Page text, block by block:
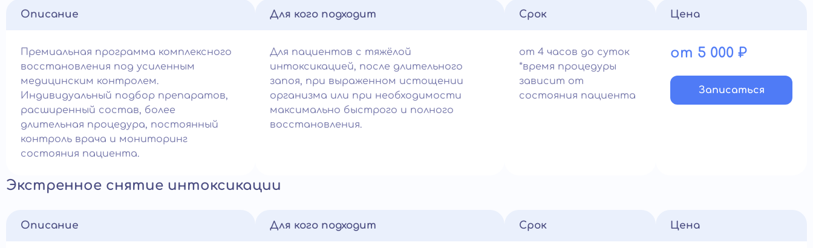
Описание
Премиальная программа комплексного
восстановления под усиленным
медицинским контролем.
Индивидуальный подбор препаратов,
расширенный состав, более
длительная процедура, постоянный
контроль врача и мониторинг
состояния пациента.
Для кого подходит
Для пациентов с тяжёлой
интоксикацией, после длительного
запоя, при выраженном истощении
организма или при необходимости
максимально быстрого и полного
восстановления.
Срок
от 4 часов до суток
*время процедуры
зависит от
состояния пациента
Цена
от 5 000 ₽
Записатьcя
Экстренное снятие интоксикации
Описание Для кого подходит Срок Цена